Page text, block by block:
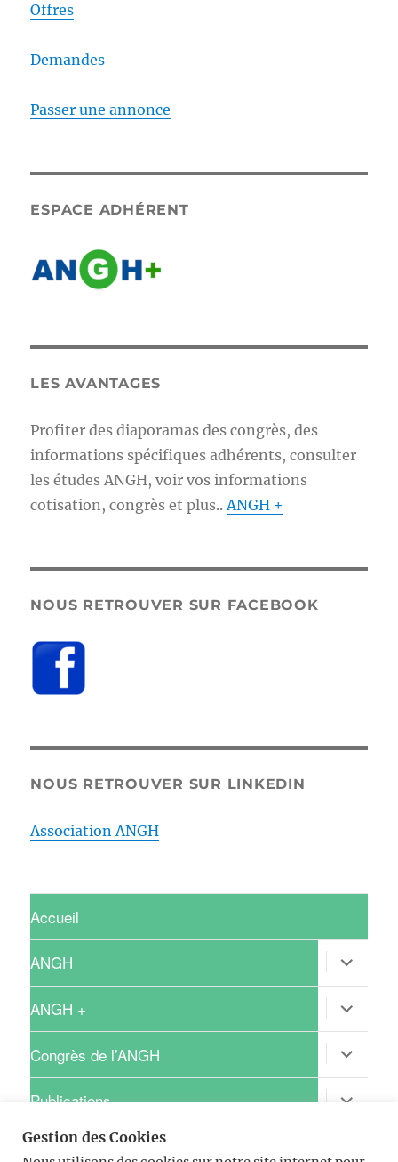
Offres
Demandes
Passer une annonce
ESPACE ADHÉRENT
LES AVANTAGES
Profiter des diaporamas des congrès, des
informations spécifiques adhérents, consulter
les études ANGH, voir vos informations
cotisation, congrès et plus..ANGH +
NOUS RETROUVER SUR FACEBOOK
NOUS RETROUVER SUR LINKEDIN
Association ANGH
Accueil
ANGH
ouvrir
le
sous-
menu
ANGH +
ouvrir
le
sous-
menu
Congrès de l’ANGH
ouvrir
le
sous-
menu
Publications
ouvrir
Recherche clinique
le
Gestion des Cookies